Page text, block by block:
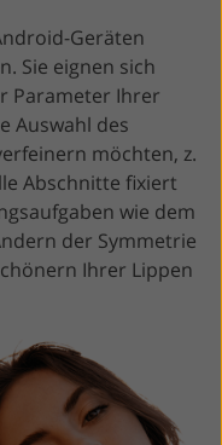
Geräten
Sie eignen sich
Parameter Ihrer
Auswahl des
möchten, z.
Abschnitte fixiert
wie dem
der Symmetrie
Ihrer Lippen